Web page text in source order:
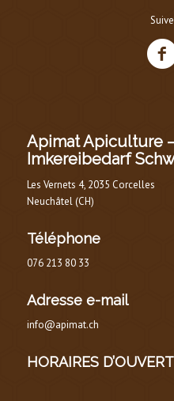
Apimat Apiculture
Imkereibedarf
Les Vernets 4, 2035 Corcelles
Neuchâtel (CH)
Téléphone
076 213 80 33
Adresse e-mail
info@apimat.ch
HORAIRES